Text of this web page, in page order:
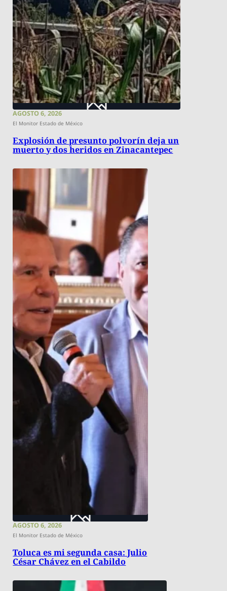
AGOSTO 6, 2026
El Monitor Estado de México
Explosión de presunto polvorín deja un
muerto y dos heridos en Zinacantepec
AGOSTO 6, 2026
El Monitor Estado de México
Toluca es mi segunda casa: Julio
César Chávez en el Cabildo